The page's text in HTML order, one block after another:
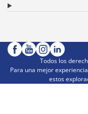
Todos los
Para una mejor
estos